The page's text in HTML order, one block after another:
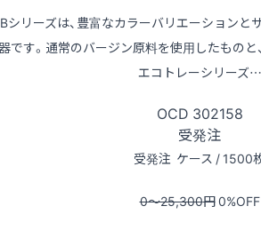
シリーズは、豊富なカラーバリエーションと
です。通常のバージン原料を使用したもの
エコトレーシリーズ…
OCD 302158
受発注
受発注 ケース / 1500
0〜25,300円0%OFF